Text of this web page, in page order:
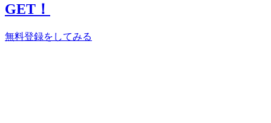
GET！
無料登録をしてみる